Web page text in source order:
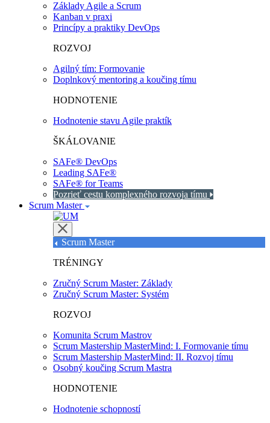
Základy Agile a Scrum
Kanban v praxi
Princípy a praktiky DevOps
ROZVOJ
Agilný tím: Formovanie
Doplnkový mentoring a koučing tímu
HODNOTENIE
Hodnotenie stavu Agile praktík
ŠKÁLOVANIE
SAFe® DevOps
Leading SAFe®
SAFe® for Teams
Pozrieť cestu komplexného rozvoja tímu
Scrum Master
Scrum Master
TRÉNINGY
Zručný Scrum Master: Základy
Zručný Scrum Master: Systém
ROZVOJ
Komunita Scrum Mastrov
Scrum Mastership MasterMind: I. Formovanie tímu
Scrum Mastership MasterMind: II. Rozvoj tímu
Osobný koučing Scrum Mastra
HODNOTENIE
Hodnotenie schopností